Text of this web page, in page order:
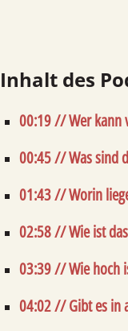
Inhalt des
00:19 // Wer kann
00:45 // Was sind
01:43 // Worin
02:58 // Wie ist
03:39 // Wie hoch
04:02 // Gibt es in